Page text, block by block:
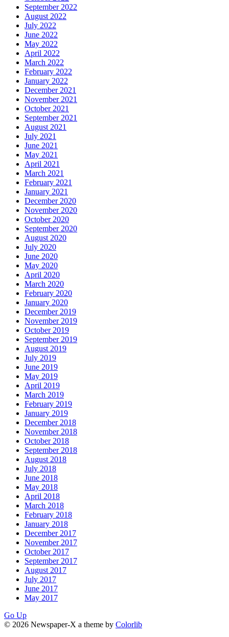
September 2022
August 2022
July 2022
June 2022
May 2022
April 2022
March 2022
February 2022
January 2022
December 2021
November 2021
October 2021
September 2021
August 2021
July 2021
June 2021
May 2021
April 2021
March 2021
February 2021
January 2021
December 2020
November 2020
October 2020
September 2020
August 2020
July 2020
June 2020
May 2020
April 2020
March 2020
February 2020
January 2020
December 2019
November 2019
October 2019
September 2019
August 2019
July 2019
June 2019
May 2019
April 2019
March 2019
February 2019
January 2019
December 2018
November 2018
October 2018
September 2018
August 2018
July 2018
June 2018
May 2018
April 2018
March 2018
February 2018
January 2018
December 2017
November 2017
October 2017
September 2017
August 2017
July 2017
June 2017
May 2017
Go Up
© 2026 Newspaper-X a theme by Colorlib